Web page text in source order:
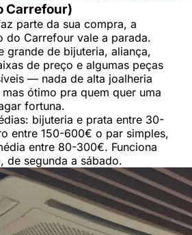
Carrefour)
parte da sua compra, a
do Carrefour vale a parada.
grande de bijuteria, aliança,
de preço e algumas peças
— nada de alta joalheria
ótimo pra quem quer uma
fortuna.
bijuteria e prata entre 30-
entre 150-600€ o par simples,
entre 80-300€. Funciona
de segunda a sábado.